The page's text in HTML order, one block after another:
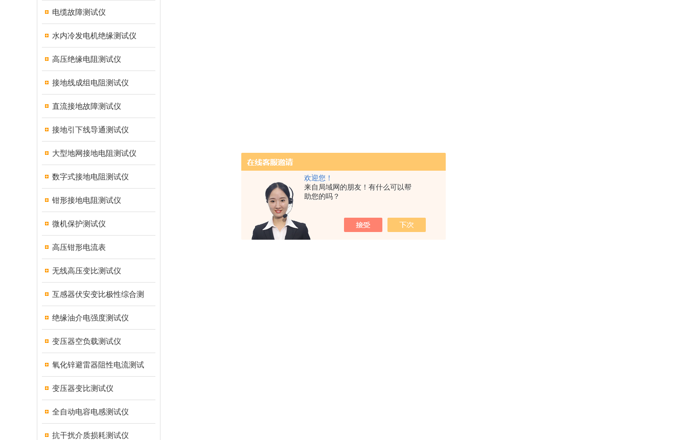
欢迎您！
来自局域网的朋友！有什么可以帮
助您的吗？
电缆故障测试仪
水内冷发电机绝缘测试仪
高压绝缘电阻测试仪
接地线成组电阻测试仪
直流接地故障测试仪
接地引下线导通测试仪
大型地网接地电阻测试仪
数字式接地电阻测试仪
钳形接地电阻测试仪
微机保护测试仪
高压钳形电流表
无线高压变比测试仪
互感器伏安变比极性综合测
绝缘油介电强度测试仪
变压器空负载测试仪
氧化锌避雷器阻性电流测试
变压器变比测试仪
全自动电容电感测试仪
抗干扰介质损耗测试仪